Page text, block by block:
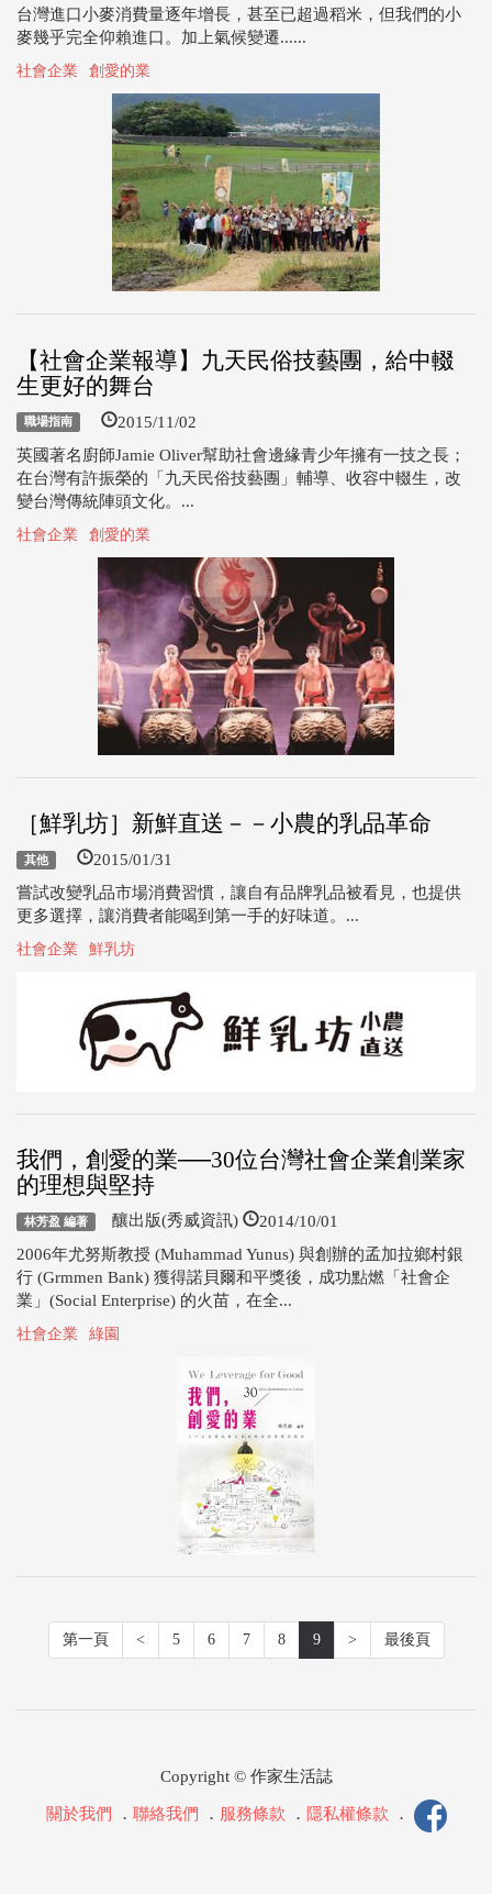
台灣進口小麥消費量逐年增長，甚至已超過稻米，但我們的小
麥幾乎完全仰賴進口。加上氣候變遷......
社會企業 創愛的業
【社會企業報導】九天民俗技藝團，給中輟
生更好的舞台
職場指南 2015/11/02
英國著名廚師Jamie Oliver幫助社會邊緣青少年擁有一技之長；
在台灣有許振榮的「九天民俗技藝團」輔導、收容中輟生，改
變台灣傳統陣頭文化。...
社會企業 創愛的業
［鮮乳坊］新鮮直送－－小農的乳品革命
其他 2015/01/31
嘗試改變乳品市場消費習慣，讓自有品牌乳品被看見，也提供
更多選擇，讓消費者能喝到第一手的好味道。...
社會企業 鮮乳坊
我們，創愛的業──30位台灣社會企業創業家
的理想與堅持
林芳盈 編著 釀出版(秀威資訊) 2014/10/01
2006年尤努斯教授 (Muhammad Yunus) 與創辦的孟加拉鄉村銀
行 (Grmmen Bank) 獲得諾貝爾和平獎後，成功點燃「社會企
業」(Social Enterprise) 的火苗，在全...
社會企業 綠園
第一頁 < 5 6 7 8 9 > 最後頁
Copyright © 作家生活誌
關於我們 ． 聯絡我們 ． 服務條款 ． 隱私權條款 ．